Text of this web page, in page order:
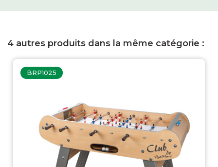
4 autres produits dans la même catégorie :
BRP1025